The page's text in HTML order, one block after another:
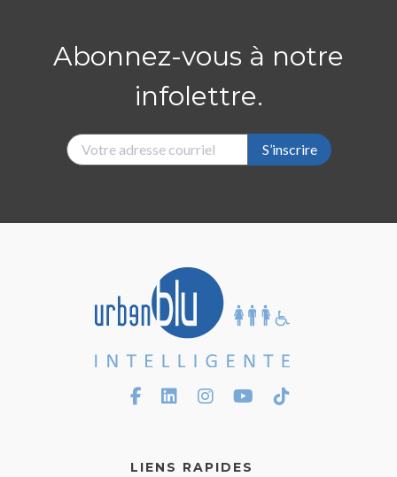
Abonnez-vous à notre
infolettre.
S’inscrire
LIENS RAPIDES